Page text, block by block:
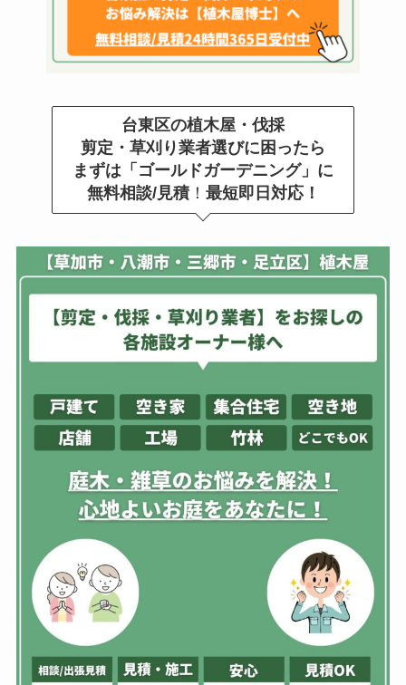
台東区の植木屋・伐採
剪定・草刈り業者選びに困ったら
まずは「ゴールドガーデニング」に
無料相談/見積！ 最短即日対応！